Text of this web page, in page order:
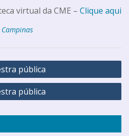
virtual da CME – Clique aqui
Campinas
pública
pública